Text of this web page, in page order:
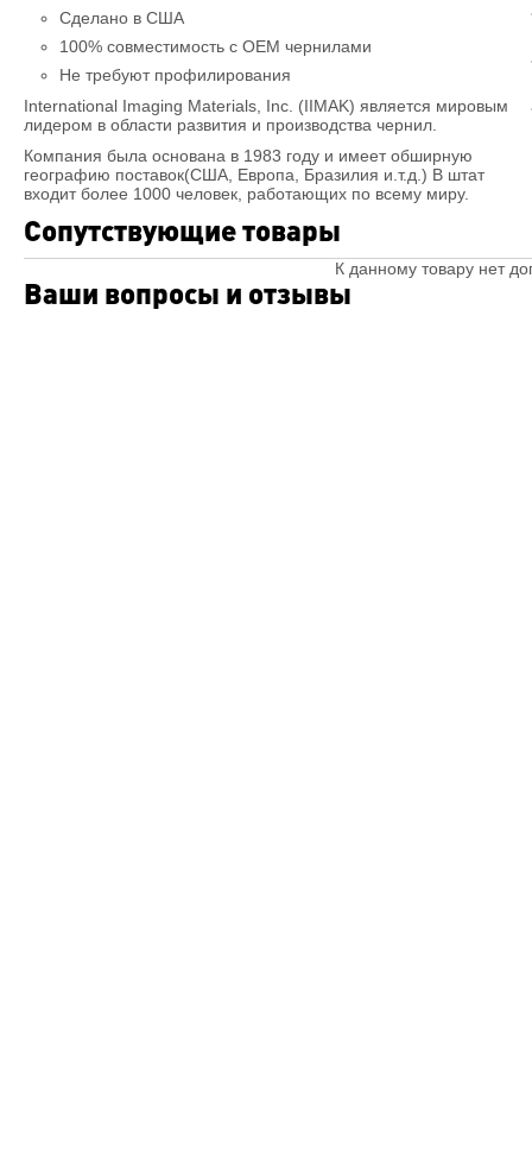
Сделано в США
100% совместимость c OEM чернилами
Не требуют профилирования
International Imaging Materials, Inc. (IIMAK) является мировым
лидером в области развития и производства чернил.
Компания была основана в 1983 году и имеет обширную
географию поставок(США, Европа, Бразилия и.т.д.) В штат
входит более 1000 человек, работающих по всему миру.
Сопутствующие товары
К данному товару нет
Ваши вопросы и отзывы